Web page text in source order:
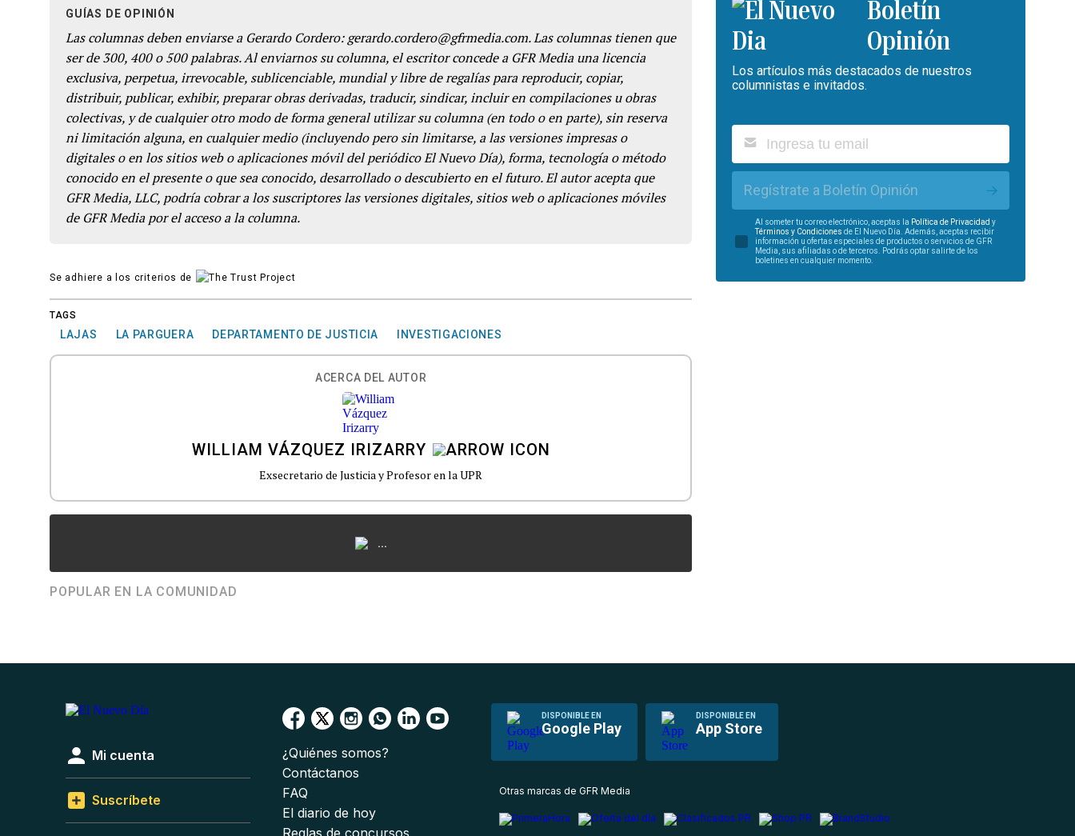
GUÍAS DE OPINIÓN
Las columnas deben enviarse a Gerardo Cordero: gerardo.cordero@gfrmedia.com. Las columnas tienen que
ser de 300, 400 o 500 palabras. Al enviarnos su columna, el escritor concede a GFR Media una licencia
exclusiva, perpetua, irrevocable, sublicenciable, mundial y libre de regalías para reproducir, copiar,
distribuir, publicar, exhibir, preparar obras derivadas, traducir, sindicar, incluir en compilaciones u obras
colectivas, y de cualquier otro modo de forma general utilizar su columna (en todo o en parte), sin reserva
ni limitación alguna, en cualquier medio (incluyendo pero sin limitarse, a las versiones impresas o
digitales o en los sitios web o aplicaciones móvil del periódico El Nuevo Día), forma, tecnología o método
conocido en el presente o que sea conocido, desarrollado o descubierto en el futuro. El autor acepta que
GFR Media, LLC, podría cobrar a los suscriptores las versiones digitales, sitios web o aplicaciones móviles
de GFR Media por el acceso a la columna.
Se adhiere a los criterios de
TAGS
LAJAS LA PARGUERA DEPARTAMENTO DE JUSTICIA INVESTIGACIONES
ACERCA DEL AUTOR
WILLIAM VÁZQUEZ IRIZARRY
Exsecretario de Justicia y Profesor en la UPR
...
POPULAR EN LA COMUNIDAD
Boletín
Opinión
Los artículos más destacados de nuestros
columnistas e invitados.
Regístrate a Boletín Opinión
Al someter tu correo electrónico, aceptas la Política de Privacidad y
Términos y Condiciones de El Nuevo Día. Además, aceptas recibir
información u ofertas especiales de productos o servicios de GFR
Media, sus afiliadas o de terceros. Podrás optar salirte de los
boletines en cualquier momento.
DISPONIBLE EN
Google Play
DISPONIBLE EN
App Store
Mi cuenta
Suscríbete
¿Quiénes somos?
Contáctanos
FAQ
El diario de hoy
Otras marcas de GFR Media